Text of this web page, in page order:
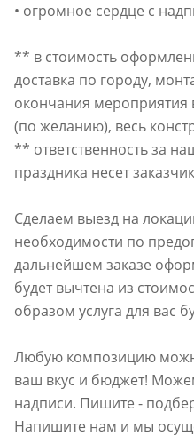
• огромное сердце с
** в стоимость
доставка по городу,
окончания мероприятия
(по желанию), весь
** ответственность за
праздника несет
Сделаем выезд на
необходимости по
дальнейшем заказе
будет вычтена из
образом услуга для вас
Любую композицию
ваш вкус и бюджет!
надписи. Пишите -
Напишите нам и мы